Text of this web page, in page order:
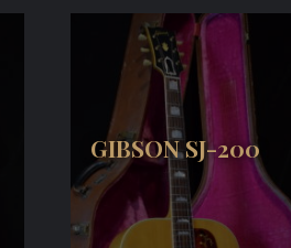
GIBSON SJ-200